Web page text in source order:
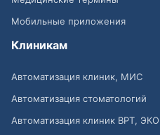
Мобильные приложения
Клиникам
Автоматизация клиник, МИС
Автоматизация стоматологий
Автоматизация клиник ВРТ, ЭКО